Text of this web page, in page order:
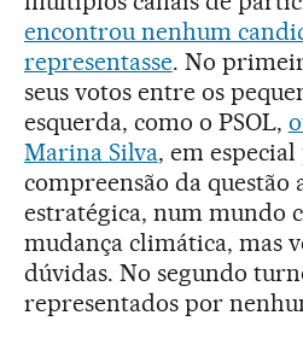
encontrou nenhum
representasse. No
seus votos entre os
esquerda, como o PSOL,
Marina Silva, em especial
compreensão da questão
estratégica, num mundo
mudança climática, mas
dúvidas. No segundo
representados por